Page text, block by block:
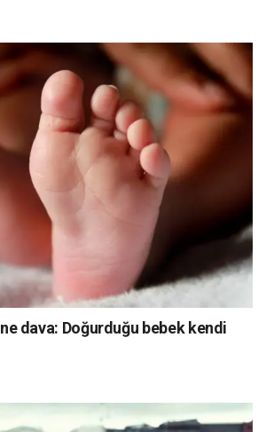
dava: Doğurduğu bebek kendi